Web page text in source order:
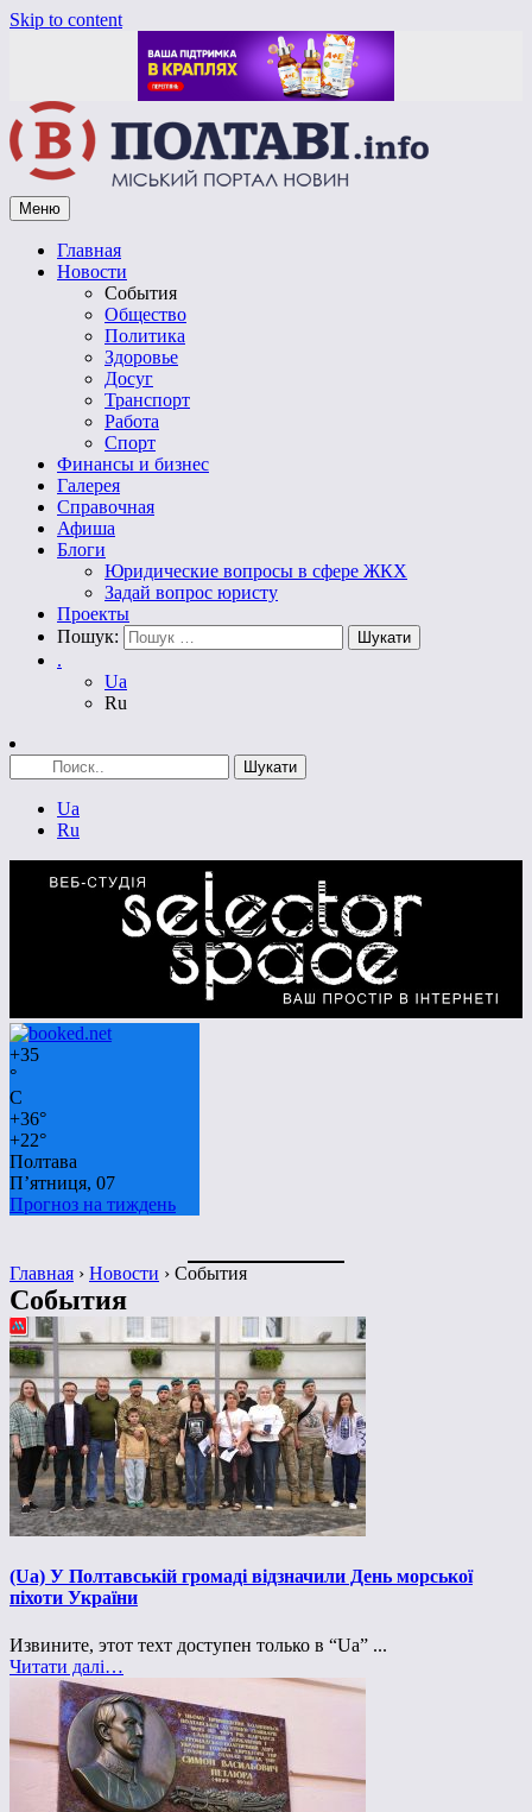
Skip to content
Vpoltave.info
Полтавский портал новостей
Меню
Главная
Новости
События
Общество
Политика
Здоровье
Досуг
Транспорт
Работа
Спорт
Финансы и бизнес
Галерея
Справочная
Афиша
Блоги
Юридические вопросы в сфере ЖКХ
Задай вопрос юристу
Проекты
Пошук:
.
Ua
Ru
Ua
Ru
+35
°
C
+36°
+22°
Полтава
П’ятниця, 07
Прогноз на тиждень
Главная › Новости › События
События
(Ua) У Полтавській громаді відзначили День морської
піхоти України
Извините, этот техт доступен только в “Ua” ...
Читати далі…